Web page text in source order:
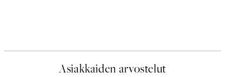
Asiakkaiden arvostelut